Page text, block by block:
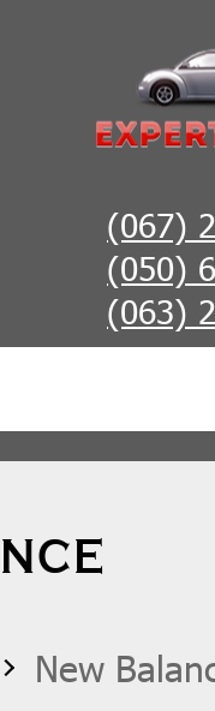
(067)
(050)
(063)
New